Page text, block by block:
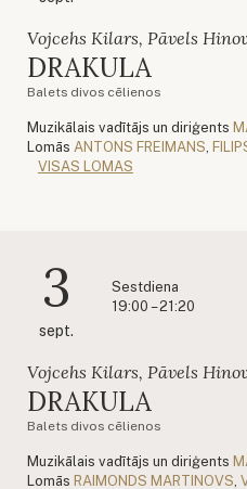
Vojcehs Kilars, Pāvels
DRAKULA
Balets divos cēlienos
Muzikālais vadītājs un diriģents
Lomās ANTONS FREIMANS
VISAS LOMAS
3
sept.
Sestdiena
19:00 – 21:20
Vojcehs Kilars, Pāvels
DRAKULA
Balets divos cēlienos
Muzikālais vadītājs un diriģents
Lomās RAIMONDS MARTINOVS